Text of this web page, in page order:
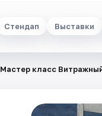
Стендап Выставки
Мастер класс